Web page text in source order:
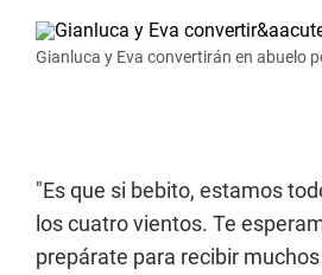
Gianluca y Eva convertirán en abuelo
"Es que si bebito, estamos
los cuatro vientos. Te
prepárate para recibir